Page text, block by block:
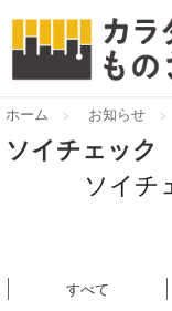
ホーム > お知らせ >
ソイチェック
ソイチ
すべて